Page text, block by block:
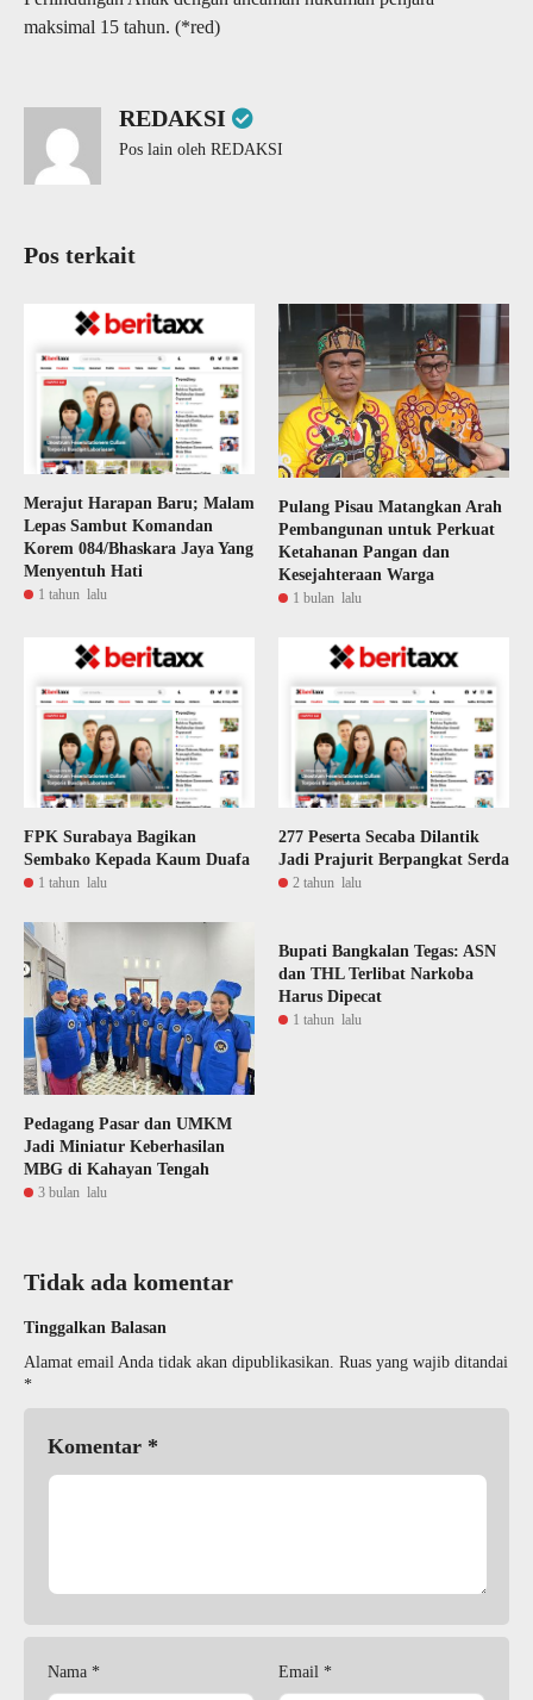
maksimal 15 tahun. (*red)
REDAKSI
Pos lain oleh REDAKSI
Pos terkait
Merajut Harapan Baru; Malam
Lepas Sambut Komandan
Korem 084/Bhaskara Jaya Yang
Menyentuh Hati
1 tahun lalu
Pulang Pisau Matangkan Arah
Pembangunan untuk Perkuat
Ketahanan Pangan dan
Kesejahteraan Warga
1 bulan lalu
FPK Surabaya Bagikan
Sembako Kepada Kaum Duafa
1 tahun lalu
277 Peserta Secaba Dilantik
Jadi Prajurit Berpangkat Serda
2 tahun lalu
Pedagang Pasar dan UMKM
Jadi Miniatur Keberhasilan
MBG di Kahayan Tengah
3 bulan lalu
Bupati Bangkalan Tegas: ASN
dan THL Terlibat Narkoba
Harus Dipecat
1 tahun lalu
Tidak ada komentar
Tinggalkan Balasan
Alamat email Anda tidak akan dipublikasikan. Ruas yang wajib ditandai
*
Komentar *
Nama * Email *